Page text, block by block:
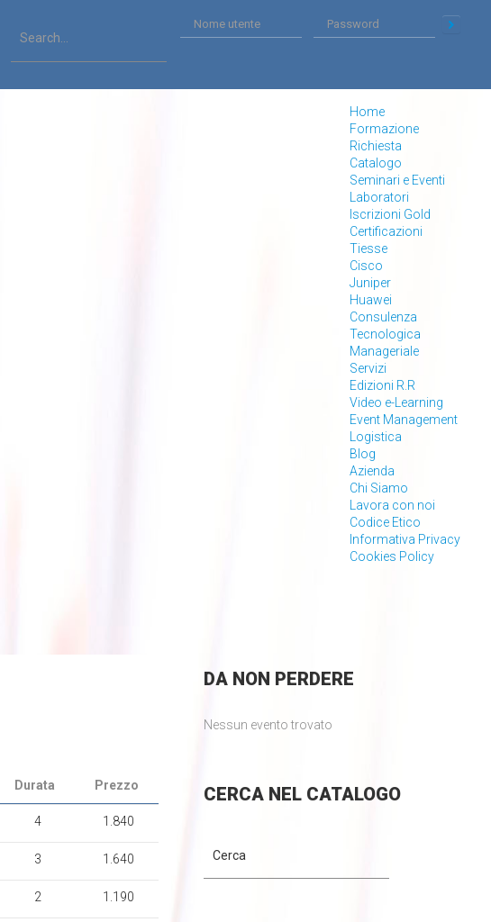
Home
Formazione
Richiesta
Catalogo
Seminari e Eventi
Laboratori
Iscrizioni Gold
Certificazioni
Tiesse
Cisco
Juniper
Huawei
Consulenza
Tecnologica
Manageriale
Servizi
Edizioni R.R
Video e-Learning
Event Management
Logistica
Blog
Azienda
Chi Siamo
Lavora con noi
Codice Etico
Informativa Privacy
Cookies Policy
Durata Prezzo
4 1.840
3 1.640
2 1.190
DANON PERDERE
Nessun evento trovato
CERCANEL CATALOGO